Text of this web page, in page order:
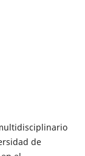
de